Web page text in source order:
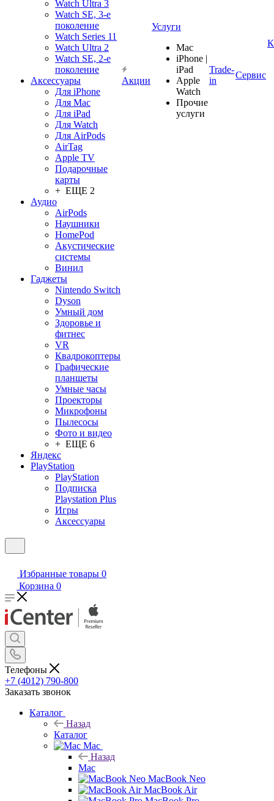
Watch Ultra 3
Watch SE, 3-е
поколение
Watch Series 11
Watch Ultra 2
Watch SE, 2-е
поколение
Аксессуары
Для iPhone
Для Mac
Для iPad
Для Watch
Для AirPods
AirTag
Apple TV
Подарочные
карты
+ ЕЩЕ 2
Аудио
AirPods
Наушники
HomePod
Акустические
системы
Винил
Гаджеты
Nintendo Switch
Dyson
Умный дом
Здоровье и
фитнес
VR
Квадрокоптеры
Графические
планшеты
Умные часы
Проекторы
Микрофоны
Пылесосы
Фото и видео
+ ЕЩЕ 6
Яндекс
PlayStation
PlayStation
Подписка
Playstation Plus
Игры
Аксессуары
Акции
Услуги
Mac
iPhone |
iPad
Apple
Watch
Прочие
услуги
Trade-
in
Сервис
Избранные товары 0
Корзина 0
Телефоны
+7 (4012) 790-800
Заказать звонок
Каталог
Назад
Каталог
Mac
Назад
Mac
MacBook Neo
MacBook Air